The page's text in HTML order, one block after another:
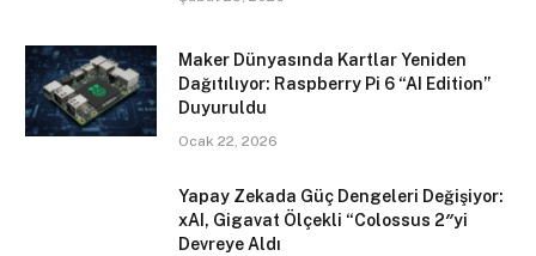
Maker Dünyasında Kartlar Yeniden
Dağıtılıyor: Raspberry Pi 6 “AI Edition”
Duyuruldu
Ocak 22, 2026
Yapay Zekada Güç Dengeleri Değişiyor:
xAI, Gigavat Ölçekli “Colossus 2″yi
Devreye Aldı